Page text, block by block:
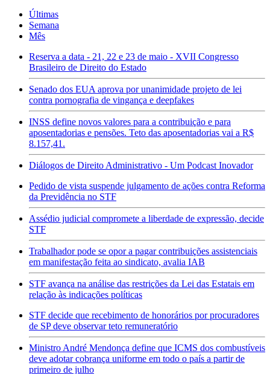
Últimas
Semana
Mês
Reserva a data - 21, 22 e 23 de maio - XVII Congresso
Brasileiro de Direito do Estado
Senado dos EUA aprova por unanimidade projeto de lei
contra pornografia de vingança e deepfakes
INSS define novos valores para a contribuição e para
aposentadorias e pensões. Teto das aposentadorias vai a R$
8.157,41.
Diálogos de Direito Administrativo - Um Podcast Inovador
Pedido de vista suspende julgamento de ações contra Reforma
da Previdência no STF
Assédio judicial compromete a liberdade de expressão, decide
STF
Trabalhador pode se opor a pagar contribuições assistenciais
em manifestação feita ao sindicato, avalia IAB
STF avança na análise das restrições da Lei das Estatais em
relação às indicações políticas
STF decide que recebimento de honorários por procuradores
de SP deve observar teto remuneratório
Ministro André Mendonça define que ICMS dos combustíveis
deve adotar cobrança uniforme em todo o país a partir de
primeiro de julho